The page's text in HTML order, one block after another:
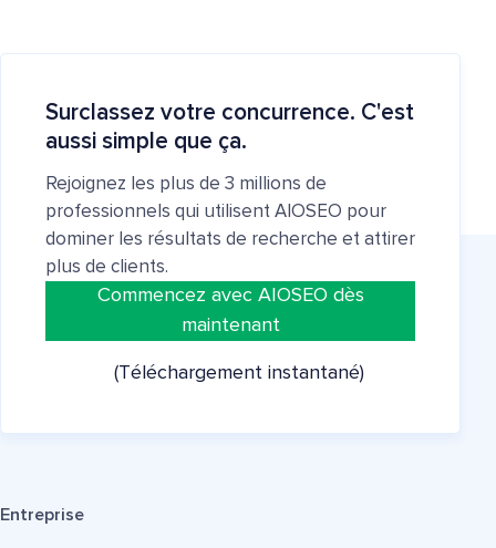
Surclassez votre concurrence. C'est
aussi simple que ça.
Rejoignez les plus de 3 millions de
professionnels qui utilisent AIOSEO pour
dominer les résultats de recherche et attirer
plus de clients.
Commencez avec AIOSEO dès
maintenant
(Téléchargement instantané)
Entreprise